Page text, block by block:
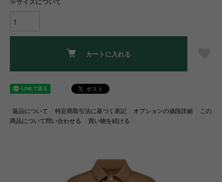
カートに入れる
返品について 特定商取引法に基づく表記 オプションの値段詳細
この
商品について問い合わせる
買い物を続ける